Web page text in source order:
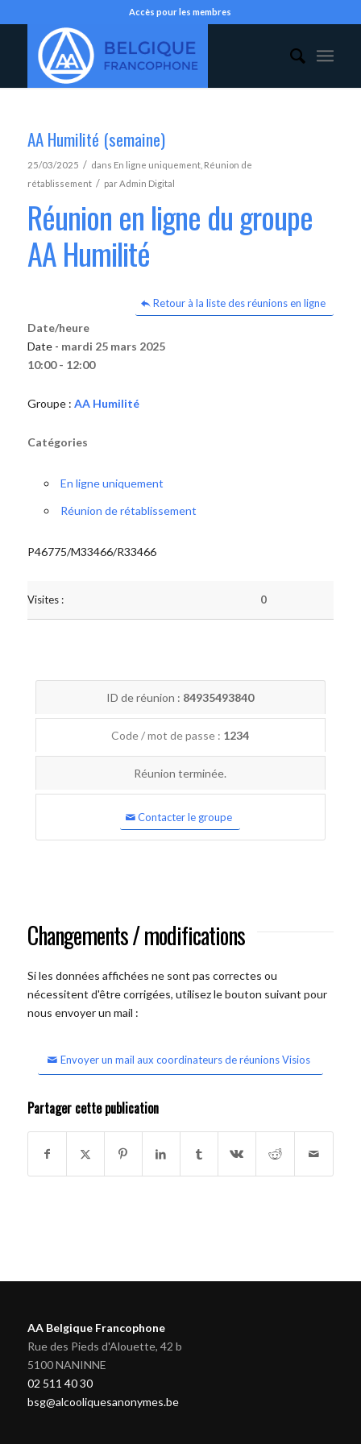
Accès pour les membres
AA Humilité (semaine)
25/03/2025 / dans En ligne uniquement, Réunion de
rétablissement / parAdmin Digital
Réunion en ligne du groupe
AA Humilité
Retour à la liste des réunions en ligne
Date/heure
Date - mardi 25 mars 2025
10:00 - 12:00
Groupe : AA Humilité
Catégories
En ligne uniquement
Réunion de rétablissement
P46775/M33466/R33466
Visites : 0
ID de réunion : 84935493840
Code / mot de passe : 1234
Réunion terminée.
Contacter le groupe
Changements / modifications
Si les données affichées ne sont pas correctes ou
nécessitent d'être corrigées, utilisez le bouton suivant pour
nous envoyer un mail :
Envoyer un mail aux coordinateurs de réunions Visios
Partager cette publication
AA Belgique Francophone
Rue des Pieds d'Alouette, 42 b
5100 NANINNE
02 511 40 30
bsg@alcooliquesanonymes.be